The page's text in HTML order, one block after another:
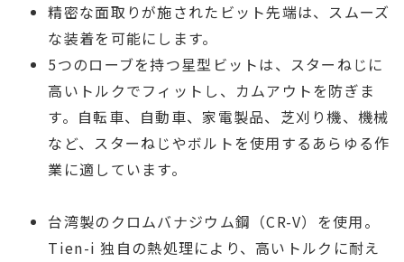
精密な面取りが施されたビット先端は、スムーズ
な装着を可能にします。
5つのローブを持つ星型ビットは、スターねじに
高いトルクでフィットし、カムアウトを防ぎま
す。自転車、自動車、家電製品、芝刈り機、機械
など、スターねじやボルトを使用するあらゆる作
業に適しています。
台湾製のクロムバナジウム鋼（CR-V）を使用。
Tien-i 独自の熱処理により、高いトルクに耐え